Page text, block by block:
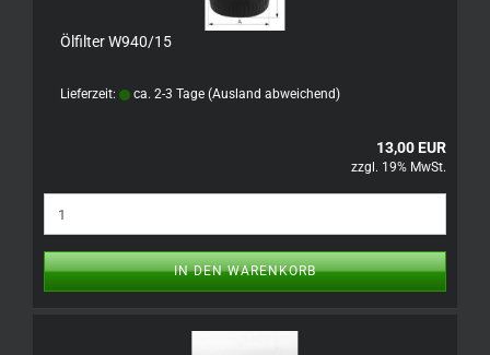
Ölfilter W940/15
Lieferzeit: ca. 2-3 Tage (Ausland abweichend)
13,00 EUR
zzgl. 19% MwSt.
IN DEN WARENKORB